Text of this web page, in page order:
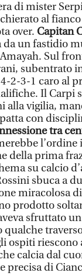
di mister
al
over. Capitan
un fastidio
Sul
subentrato
2-3-1 caro al
Il Carpi
alla vigilia,
con
tra
della prima
su calcio
sbuca a
miracolosa
prodotto
sfruttato
ospiti riescono
calcia dal
di